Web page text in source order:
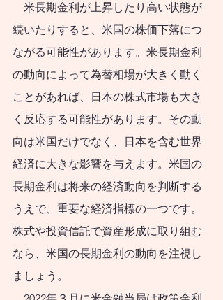
で、人口減社会にお
いても持 続可能な暮
らし方・働き方と、
そのような暮らし
方・働き方に調和的
な資産形成・資産運
用が必要となりま
す。人口減社会の資
産運用のために、今
やるべきことと、将
来にわたってやるべ
きことは何かを​具体
米長期金利が上昇したり高い状態が
続いたりすると、米国の株価下落につ
ながる可能性があります。米長期金利
の動向によって為替相場が大きく動く
ことがあれば、日本の株式市場も大き
く反応する可能性があります。その動
向は米国だけでなく、日本を含む世界
経済に大きな影響を与えます。米国の
長期金利は将来の経済動向を判断する
うえで、重要な経済指標の一つです。
株式や投資信託で資産形成に取り組む
なら、米国の長期金利の動向を注視し
ましょう。